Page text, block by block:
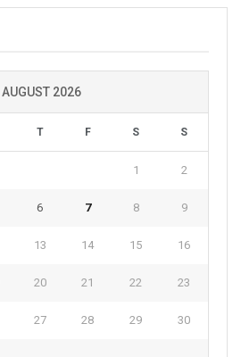
AUGUST 2026
T F S S
1 2
6 7 8 9
13 14 15 16
20 21 22 23
27 28 29 30